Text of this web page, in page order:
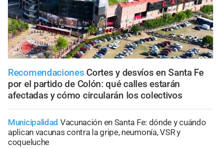
Recomendaciones Cortes y desvíos en Santa Fe
por el partido de Colón: qué calles estarán
afectadas y cómo circularán los colectivos
Municipalidad Vacunación en Santa Fe: dónde y cuándo
aplican vacunas contra la gripe, neumonía, VSR y
coqueluche